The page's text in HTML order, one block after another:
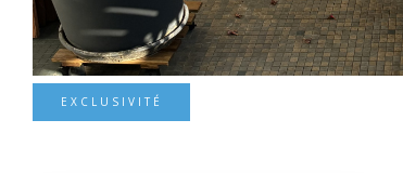
EXCLUSIVITÉ